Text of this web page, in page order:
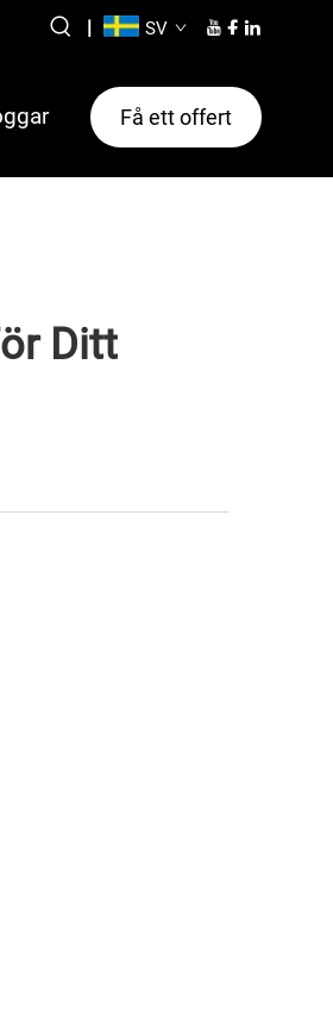
| SV
Få ett offert
Ditt